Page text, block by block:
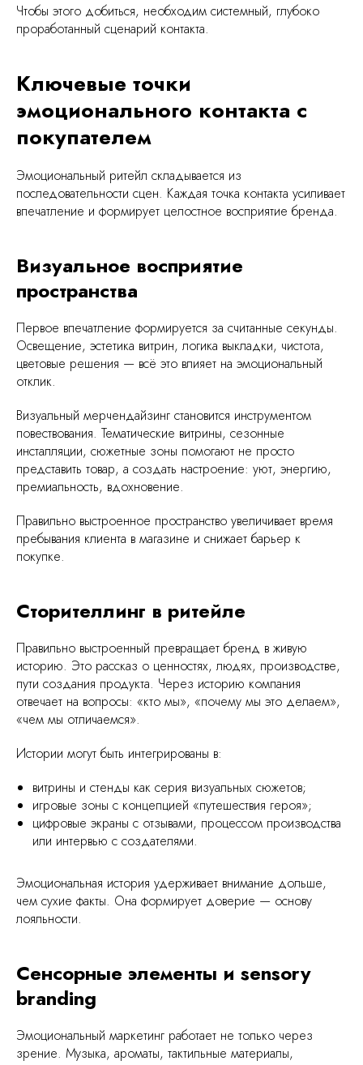
Чтобы этого добиться, необходим системный, глубоко
проработанный сценарий контакта.
Ключевые точки
эмоционального контакта с
покупателем
Эмоциональный ритейл складывается из
последовательности сцен. Каждая точка контакта усиливает
впечатление и формирует целостное восприятие бренда.
Визуальное восприятие
пространства
Первое впечатление формируется за считанные секунды.
Освещение, эстетика витрин, логика выкладки, чистота,
цветовые решения — всё это влияет на эмоциональный
отклик.
Визуальный мерчендайзинг становится инструментом
повествования. Тематические витрины, сезонные
инсталляции, сюжетные зоны помогают не просто
представить товар, а создать настроение: уют, энергию,
премиальность, вдохновение.
Правильно выстроенное пространство увеличивает время
пребывания клиента в магазине и снижает барьер к
покупке.
Сторителлинг в ритейле
Правильно выстроенный превращает бренд в живую
историю. Это рассказ о ценностях, людях, производстве,
пути создания продукта. Через историю компания
отвечает на вопросы: «кто мы», «почему мы это делаем»,
«чем мы отличаемся».
Истории могут быть интегрированы в:
витрины и стенды как серия визуальных сюжетов;
игровые зоны с концепцией «путешествия героя»;
цифровые экраны с отзывами, процессом производства
или интервью с создателями.
Эмоциональная история удерживает внимание дольше,
чем сухие факты. Она формирует доверие — основу
лояльности.
Сенсорные элементы и sensory
branding
Эмоциональный маркетинг работает не только через
зрение. Музыка, ароматы, тактильные материалы,